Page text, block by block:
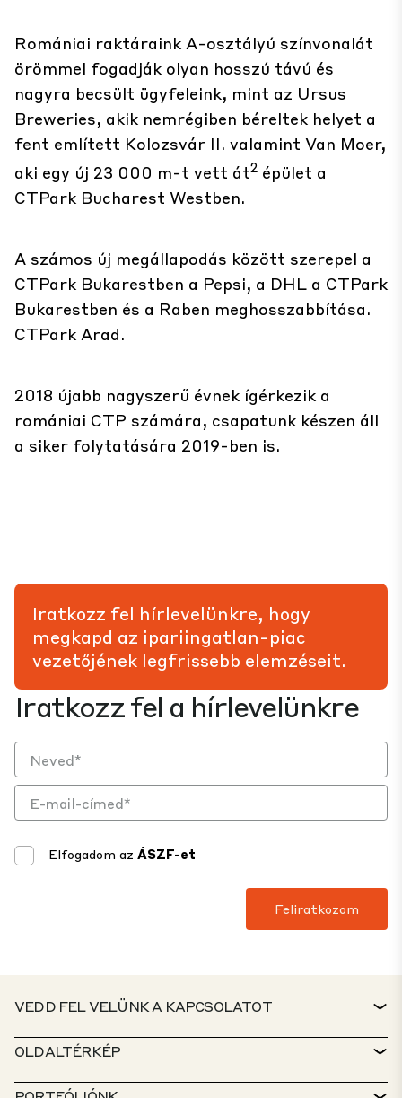
Romániai raktáraink A-osztályú színvonalát
örömmel fogadják olyan hosszú távú és
nagyra becsült ügyfeleink, mint az Ursus
Breweries, akik nemrégiben béreltek helyet a
fent említett Kolozsvár II. valamint Van Moer,
aki egy új 23 000 m-t vett át2 épület a
CTPark Bucharest Westben.
A számos új megállapodás között szerepel a
CTPark Bukarestben a Pepsi, a DHL a CTPark
Bukarestben és a Raben meghosszabbítása.
CTPark Arad.
2018 újabb nagyszerű évnek ígérkezik a
romániai CTP számára, csapatunk készen áll
a siker folytatására 2019-ben is.
Iratkozz fel a hírlevelünkre
Elfogadom az ÁSZF-et
Iratkozz fel hírlevelünkre, hogy
megkapd az ipariingatlan-piac
vezetőjének legfrissebb elemzéseit.
VEDD FEL VELÜNK A KAPCSOLATOT
KAPCSOLAT
ÜGYFÉLSZOLGÁLAT
OLDALTÉRKÉP
INGATLANKERESŐ